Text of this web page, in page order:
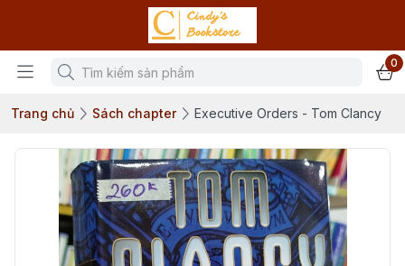
0
Trang chủ Sách chapter Executive Orders - Tom Clancy